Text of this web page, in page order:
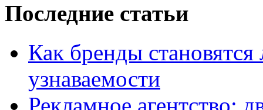
Последние статьи
Как бренды
узнаваемости
Рекламное агентство: